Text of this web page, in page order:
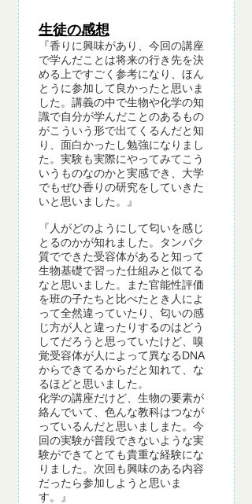
生徒の感想
『香りに興味があり、今回の講座
で学んだことは将来の行き先を決
める上ですごく参考になり、ほん
とうに参加して良かったと思いま
した。講義の中で生物や化学の知
識で自分が学んだことのあるもの
がこういう形で出てくるんだと知
り、面白かったし勉強になりまし
た。実験も実際にやってみてこう
いうものなのかと実感でき、大学
でもぜひ香りの研究をしていきた
いと思いました。』
『人がどのようにして匂いを感じ
とるのかが知れました。タンパク
質でできた受容体があると知って
生物基礎で習った仕組みと似てる
なと思いました。また官能性評価
を班の子たちと比べたとき人によ
って全然違っていたり、匂いの感
じ方が人と違ったりするのはどう
してだろうと思っていたけど、嗅
覚受容体が人によって異なるDNA
からできてるからだと知れて、な
るほどと思いました。
化学の講座だけど、生物の要素が
絡んでいて、色んな教科はつなが
っているんだと思いましまた。今
回の実験が普段できないような実
験ができてとても貴重な経験にな
りました。次回も興味のある内容
だったら参加しようと思いま
す。』